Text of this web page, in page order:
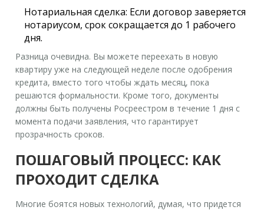
Нотариальная сделка: Если договор заверяется
нотариусом, срок сокращается до 1 рабочего
дня.
Разница очевидна. Вы можете переехать в новую
квартиру уже на следующей неделе после одобрения
кредита, вместо того чтобы ждать месяц, пока
решаются формальности. Кроме того, документы
должны быть получены Росреестром в течение 1 дня с
момента подачи заявления, что гарантирует
прозрачность сроков.
ПОШАГОВЫЙ ПРОЦЕСС: КАК
ПРОХОДИТ СДЕЛКА
Многие боятся новых технологий, думая, что придется